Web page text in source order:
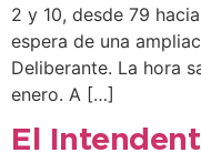
2 y 10, desde 79
espera de una
Deliberante. La hora
enero. A […]
El